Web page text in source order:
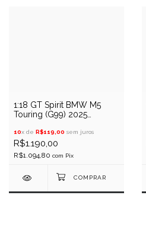
1:18 GT Spirit BMW M5
Touring (G99) 2025
10x de R$119,00 sem juros
R$1.190,00
R$1.094,80 com Pix